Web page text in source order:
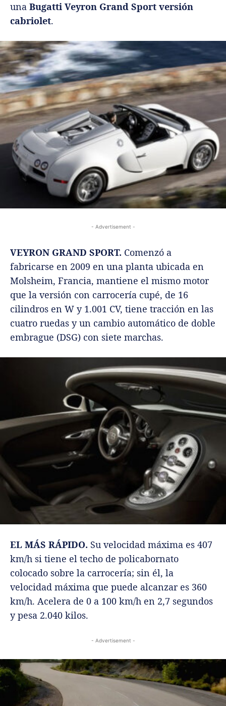
una Bugatti Veyron Grand Sport versión
cabriolet.
- Advertisement -
VEYRON GRAND SPORT. Comenzó a
fabricarse en 2009 en una planta ubicada en
Molsheim, Francia, mantiene el mismo motor
que la versión con carrocería cupé, de 16
cilindros en W y 1.001 CV, tiene tracción en las
cuatro ruedas y un cambio automático de doble
embrague (DSG) con siete marchas.
EL MÁS RÁPIDO. Su velocidad máxima es 407
km/h si tiene el techo de policabornato
colocado sobre la carrocería; sin él, la
velocidad máxima que puede alcanzar es 360
km/h. Acelera de 0 a 100 km/h en 2,7 segundos
y pesa 2.040 kilos.
- Advertisement -